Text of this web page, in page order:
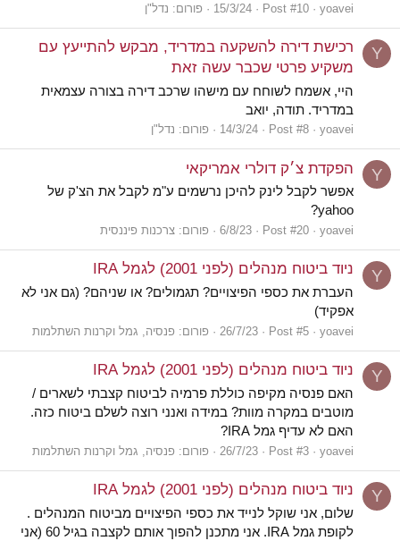
yoavei
Post #10
15/3/24 פורום: נדל"ן
Y
רכישת דירה להשקעה במדריד, מבקש להתייעץ עם
משקיע פרטי שכבר עשה זאת
היי, אשמח לשוחח עם מישהו שרכב דירה בצורה עצמאית
במדריד. תודה, יואב
yoavei
Post #8
14/3/24 פורום: נדל"ן
Y הפקדת צ׳ק דולרי אמריקאי
אפשר לקבל לינק להיכן נרשמים ע"מ לקבל את הצ'ק של
yahoo?
yoavei
Post #20
6/8/23 פורום: צרכנות פיננסית
Y ניוד ביטוח מנהלים (לפני 2001) לגמל IRA
העברת את כספי הפיצויים? תגמולים? או שניהם? (גם אני לא
אפקיד)
yoavei
Post #5
26/7/23 פורום: פנסיה, גמל וקרנות השתלמות
Y ניוד ביטוח מנהלים (לפני 2001) לגמל IRA
האם פנסיה מקיפה כוללת פרמיה לביטוח קצבתי לשארים /
מוטבים במקרה מוות? במידה ואנני רוצה לשלם ביטוח כזה.
האם לא עדיף גמל IRA?
yoavei
Post #3
26/7/23 פורום: פנסיה, גמל וקרנות השתלמות
Y ניוד ביטוח מנהלים (לפני 2001) לגמל IRA
שלום, אני שוקל לנייד את כספי הפיצויים מביטוח המנהלים .
לקופת גמל IRA. אני מתכנן להפוך אותם לקצבה בגיל 60 (אני